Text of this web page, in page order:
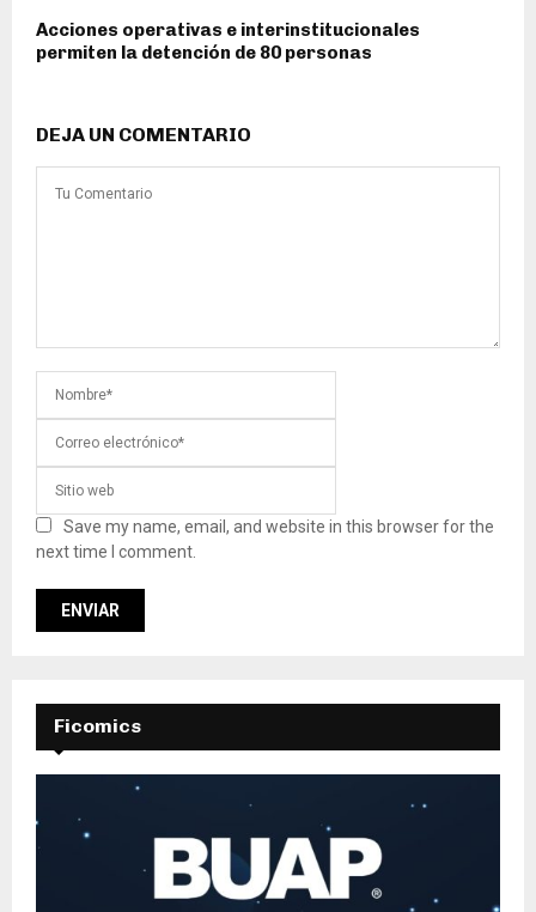
Acciones operativas e interinstitucionales
permiten la detención de 80 personas
DEJA UN COMENTARIO
Save my name, email, and website in this browser for the
next time I comment.
Ficomics